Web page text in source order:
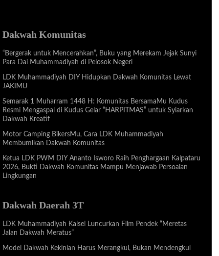
Dakwah Komunitas
“Bergerak untuk Mencerahkan”, Buku yang Merekam Jejak Sunyi
Para Dai Muhammadiyah di Pelosok Negeri
LDK Muhammadiyah DIY Hidupkan Dakwah Komunitas Lewat
JAKIMU
Semarak 1 Muharram 1448 H: Komunitas BersamaMu Kudus
Resmi Mengaspal di Kudus Gelar “HARPITMAS” untuk Syiarkan
Dakwah Kreatif
Motor Camping BikersMu, Cara LDK Muhammadiyah
Membumikan Dakwah Komunitas
Ketua LDK PWM DIY Ananto Isworo Raih Penghargaan Kalpataru
2026, Bukti Dakwah Komunitas Mampu Menjawab Persoalan
Lingkungan
Dakwah Daerah 3T
LDK Muhammadiyah Kalsel Luncurkan Film Pendek “Meretas
Jalan Dakwah Meratus”
Model Dakwah Kekinian Harus Merangkul, Bukan Mendengkul